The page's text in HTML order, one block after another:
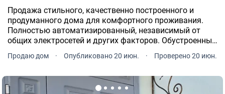
Продажа стильного, качественно построенного и
продуманного дома для комфортного проживания.
Полностью автоматизированный, независимый от
общих электросетей и других факторов. Обустроенный
двор. Дом для тех, кто любит проживать в центре
города и одновременно пользоваться личным
Продаю дом · Опубликовано 20 июн. · Проверено 20 июн.